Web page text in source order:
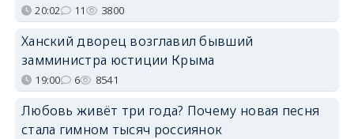
20:02 11 3800
Ханский дворец возглавил бывший
замминистра юстиции Крыма
19:00 6 8541
Любовь живёт три года? Почему новая песня
стала гимном тысяч россиянок